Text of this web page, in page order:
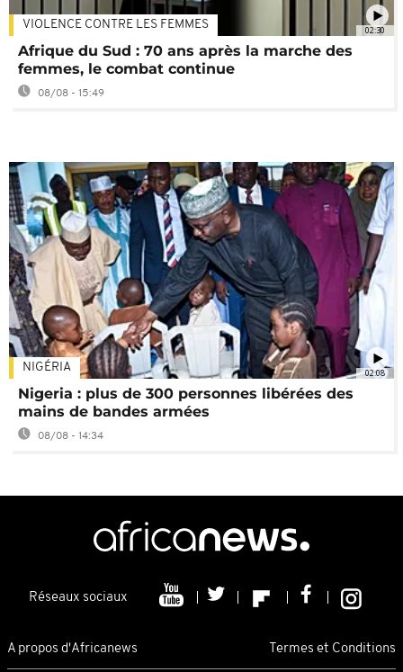
02:30
VIOLENCE CONTRE LES FEMMES
Afrique du Sud : 70 ans après la marche des
femmes, le combat continue
08/08 - 15:49
02:08
NIGÉRIA
Nigeria : plus de 300 personnes libérées des
mains de bandes armées
08/08 - 14:34
Réseaux sociaux
A propos d'Africanews Termes et Conditions